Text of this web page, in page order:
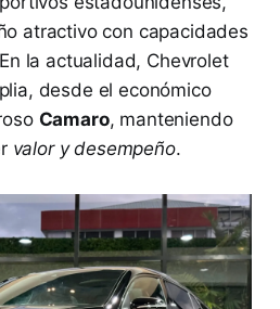
atractivo con capacidades
la actualidad, Chevrolet
desde el económico
Camaro, manteniendo
valor y desempeño.